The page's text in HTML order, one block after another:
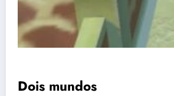
Dois mundos